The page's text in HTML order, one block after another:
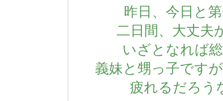
昨日、今日と
二日間、大丈夫
いざとなれば
義妹と甥っ子です
疲れるだろう